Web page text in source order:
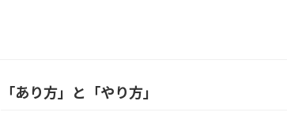
「あり方」と「やり方」